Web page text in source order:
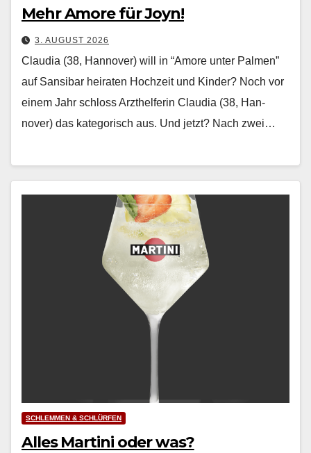
Mehr Amore für Joyn!
3. AUGUST 2026
Claudia (38, Hannover) will in “Amore unter Palmen”
auf Sansibar heiraten Hochzeit und Kinder? Noch vor
einem Jahr schloss Arzthelferin Clau­dia (38, Han­
nover) das kat­e­gorisch aus. Und jet­zt? Nach zwei…
SCHLEMMEN & SCHLÜRFEN
Alles Martini oder was?